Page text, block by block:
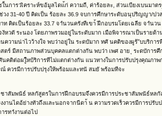
การวเิคราะห์ขอ้มูลไดแ้ก่ ความถี, ค่าร้อยละ, ส่วนเบียงเบนมาต
ง 31-40 ปี คิดเป็น ร้อยละ 36.9 จบการศึกษาระดับอนุปริญญา/ปว
คิดเป็นร้อยละ 33.7 จาํนวนครังทีเขา้ ฝึกอบรมโดยเฉลีย จาํนวน
วดั ระนอง โดยภาพรวมอยู่ในระดับมาก เมือพิจารณาเป็นรายด้
วามน่าไวว้างใจ พบว่าอยู่ใน ระดบัมาก ทศั นคติของผูร้ ับบริการ
ร์ มีสถานภาพส่วนบุคคลแตกต่างกัน พบว่า เพศ อาย ุ ระดบัการศึ
ติต่อผใู้หบ้ริการทีไม่แตกต่างกัน แนวทางในการปรับปรุงคุณภาพ
ควรมีการปรับปรุงให้พร้อมและทนั สมยั พร้อมทีจะ
สัมพนัธ์ หลกัสูตรในการฝึกอบรมจึงควรมีการประชาสัมพนัธ์หลกั
นไดอ้ย่างทัวถึงและนอกจากนีดา้ น ความรวดเร็วควรมีการปรับป
รทาํงานต่อไป